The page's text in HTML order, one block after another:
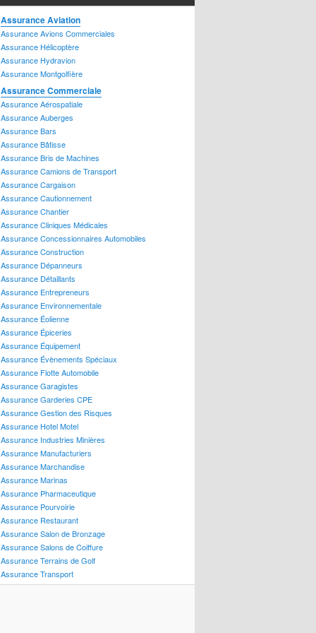
Groupe
Habitation
Assurance Bloc Appartements
Assurance Chalet
Assurance Condos
Assurance Hypothèque
Assurance Locataire
Assurance Logement-Appartement
Assurance Maison
Assurance Maison Mobile
Assurance Piscine
Assurance Propriétaire
Produits de Luxe
Assurance Antiquités
Assurance Bijoux
Assurance Cave à vin
Assurance Objets d'art
Assurance Objets de Collection
Véhicule récréatif
Assurance Caravane – Autocaravane
Assurance Moto Marine
Assurance Motoneige
Assurance Remorque
Assurance Roulotte – Tente-Roulotte
Assurance Roulottes
Assurance Scooter
Assurance VTT
de Personnes
Assurance Accidents
Assurance Dentaire
Assurance Enlèvement Rançon
Assurance Invalidité
Assurance Maladies Graves
Assurance Médicaments
Assurance Salaire
Assurance Soins Médicaux
Assurance Sports Dangereux
Assurance Aviation
Assurance Avions Commerciales
Assurance Hélicoptère
Assurance Hydravion
Assurance Montgolfière
Assurance Commerciale
Assurance Aérospatiale
Assurance Auberges
Assurance Bars
Assurance Bâtisse
Assurance Bris de Machines
Assurance Camions de Transport
Assurance Cargaison
Assurance Cautionnement
Assurance Chantier
Assurance Cliniques Médicales
Assurance Concessionnaires Automobiles
Assurance Construction
Assurance Dépanneurs
Assurance Détaillants
Assurance Entrepreneurs
Assurance Environnementale
Assurance Éolienne
Assurance Épiceries
Assurance Équipement
Assurance Évènements Spéciaux
Assurance Flotte Automobile
Assurance Garagistes
Assurance Garderies CPE
Assurance Gestion des Risques
Assurance Hotel Motel
Assurance Industries Minières
Assurance Manufacturiers
Assurance Marchandise
Assurance Marinas
Assurance Pharmaceutique
Assurance Pourvoirie
Assurance Restaurant
Assurance Salon de Bronzage
Assurance Salons de Coiffure
Assurance Terrains de Golf
Assurance Transport